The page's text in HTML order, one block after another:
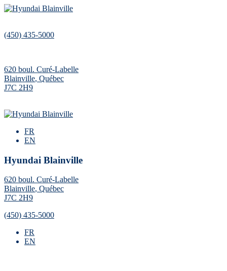
(450) 435-5000
620 boul. Curé-Labelle
Blainville, Québec
J7C 2H9
FR
EN
Hyundai Blainville
620 boul. Curé-Labelle
Blainville, Québec
J7C 2H9
(450) 435-5000
FR
EN